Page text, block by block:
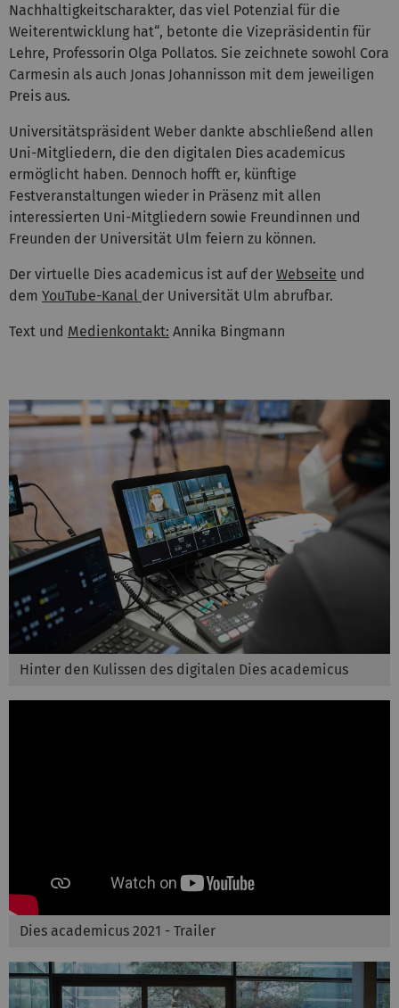
Nachhaltigkeitscharakter, das viel Potenzial für die
Weiterentwicklung hat“, betonte die Vizepräsidentin für
Lehre, Professorin Olga Pollatos. Sie zeichnete sowohl Cora
Carmesin als auch Jonas Johannisson mit dem jeweiligen
Preis aus.
Universitätspräsident Weber dankte abschließend allen
Uni-Mitgliedern, die den digitalen Dies academicus
ermöglicht haben. Dennoch hofft er, künftige
Festveranstaltungen wieder in Präsenz mit allen
interessierten Uni-Mitgliedern sowie Freundinnen und
Freunden der Universität Ulm feiern zu können.
Der virtuelle Dies academicus ist auf der Webseite und
dem YouTube-Kanal der Universität Ulm abrufbar.
Text und Medienkontakt: Annika Bingmann
Hinter den Kulissen des digitalen Dies academicus
Dies academicus 2021 - Trailer